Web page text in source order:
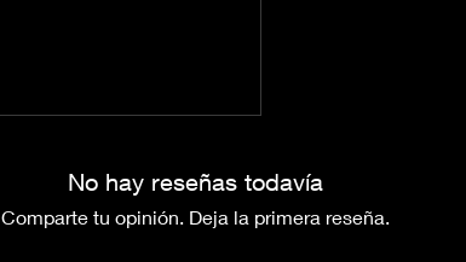
No hay reseñas todavía
Comparte tu opinión. Deja la primera reseña.